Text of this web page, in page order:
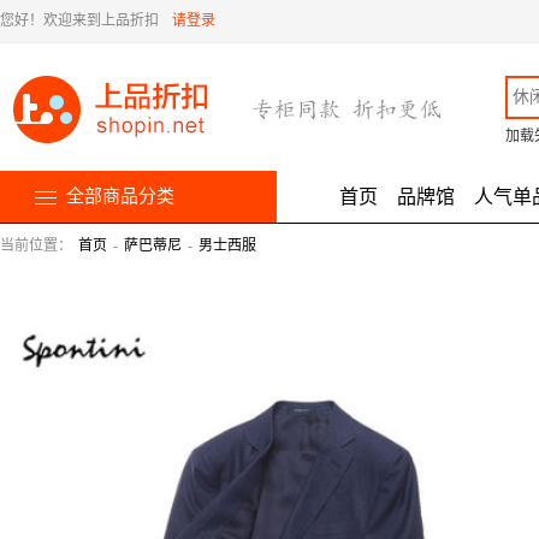
您好！欢迎来到上品折扣 请登录
加载
全部商品分类 首页 品牌馆 人气单
当前位置： 首页 - 萨巴蒂尼 - 男士西服